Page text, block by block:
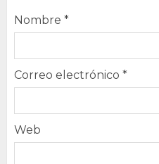
Nombre *
Correo electrónico *
Web